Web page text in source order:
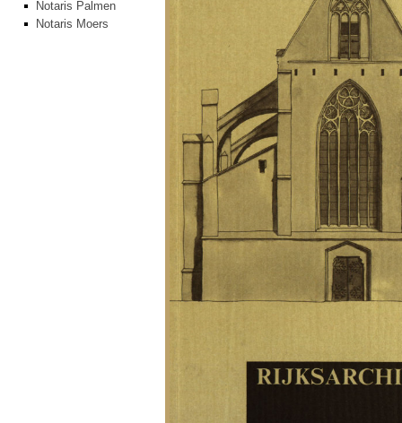
Notaris Palmen
Notaris Moers